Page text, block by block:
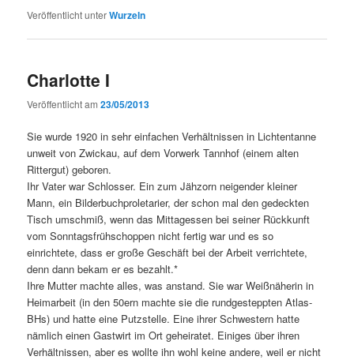
Veröffentlicht unterWurzeln
Charlotte I
Veröffentlicht am23/05/2013
Sie wurde 1920 in sehr einfachen Verhältnissen in Lichtentanne
unweit von Zwickau, auf dem Vorwerk Tannhof (einem alten
Rittergut) geboren.
Ihr Vater war Schlosser. Ein zum Jähzorn neigender kleiner
Mann, ein Bilderbuchproletarier, der schon mal den gedeckten
Tisch umschmiß, wenn das Mittagessen bei seiner Rückkunft
vom Sonntagsfrühschoppen nicht fertig war und es so
einrichtete, dass er große Geschäft bei der Arbeit verrichtete,
denn dann bekam er es bezahlt.*
Ihre Mutter machte alles, was anstand. Sie war Weißnäherin in
Heimarbeit (in den 50ern machte sie die rundgesteppten Atlas-
BHs) und hatte eine Putzstelle. Eine ihrer Schwestern hatte
nämlich einen Gastwirt im Ort geheiratet. Einiges über ihren
Verhältnissen, aber es wollte ihn wohl keine andere, weil er nicht